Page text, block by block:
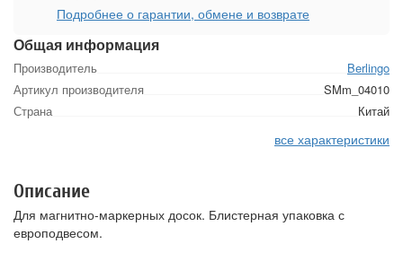
Общая информация
Производитель
Berlingo
Артикул производителя
SMm_04010
Страна
Китай
все характеристики
Подробнее о гарантии, обмене и возврате
Описание
Для магнитно-маркерных досок. Блистерная упаковка с
европодвесом.